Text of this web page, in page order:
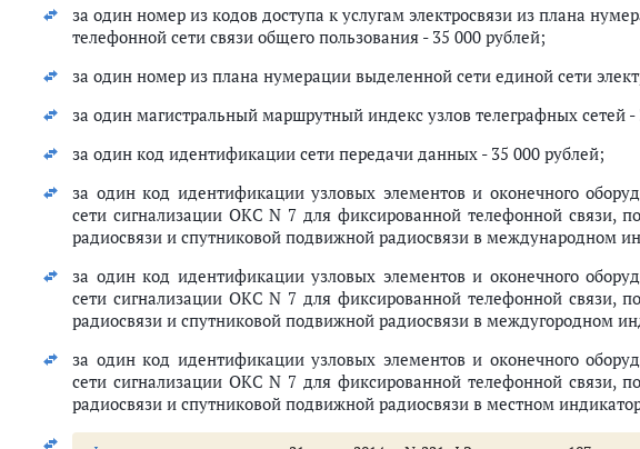
пошлины
по делам, рассматриваемым Верховным Судом Российской Федерации, судами общей
пошлины при обращении в Верховный Суд Российской Федерации, суды общей
по делам, рассматриваемым Верховным Судом Российской Федерации, арбитражными
пошлины при обращении в Верховный Суд Российской Федерации, арбитражные суды
по делам, рассматриваемым Конституционным Судом Российской Федерации
за совершение нотариальных действий
пошлины при обращении за совершением нотариальных действий
за государственную регистрацию актов гражданского состояния и другие
пошлины за государственную регистрацию актов гражданского состояния и
за совершение действий, связанных с приобретением гражданства Российской
пошлины за совершение действий, связанных с приобретением гражданства
за совершение уполномоченным федеральным органом исполнительной власти
за совершение действий федеральным органом исполнительной власти,
пошлины за совершение действий федеральным органом исполнительной
за один номер из кодов доступа к услугам электросвязи из плана
телефонной сети связи общего пользования - 35 000 рублей;
за один номер из плана нумерации выделенной сети единой сети
за один магистральный маршрутный индекс узлов телеграфных сетей -
за один код идентификации сети передачи данных - 35 000 рублей;
за один код идентификации узловых элементов и оконечного
сети сигнализации ОКС N 7 для фиксированной телефонной связи,
радиосвязи и спутниковой подвижной радиосвязи в международном
за один код идентификации узловых элементов и оконечного
сети сигнализации ОКС N 7 для фиксированной телефонной связи,
радиосвязи и спутниковой подвижной радиосвязи в междугородном
за один код идентификации узловых элементов и оконечного
сети сигнализации ОКС N 7 для фиксированной телефонной связи,
радиосвязи и спутниковой подвижной радиосвязи в местном